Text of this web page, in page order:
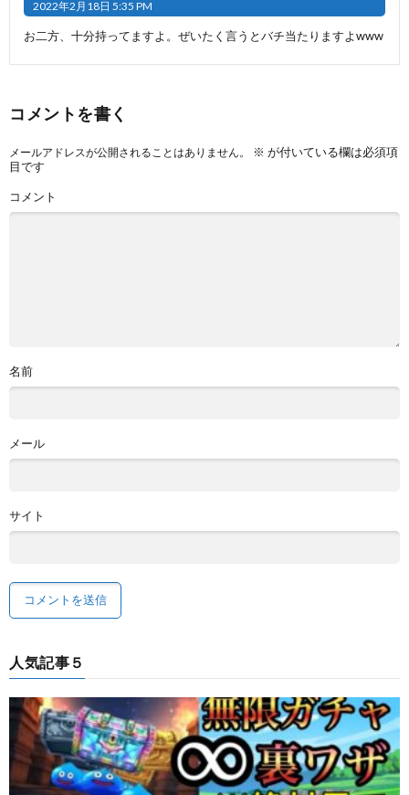
2022年2月18日 5:35 PM
お二方、十分持ってますよ。ぜいたく言うとバチ当たりますよwww
コメントを書く
メールアドレスが公開されることはありません。 ※ が付いている欄は必須項
目です
コメント
名前
メール
サイト
人気記事５